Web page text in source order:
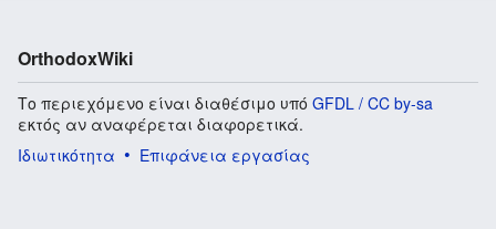
OrthodoxWiki
Το περιεχόμενο είναι διαθέσιμο υπό GFDL / CC by-sa
εκτός αν αναφέρεται διαφορετικά.
Ιδιωτικότητα
Επιφάνεια εργασίας